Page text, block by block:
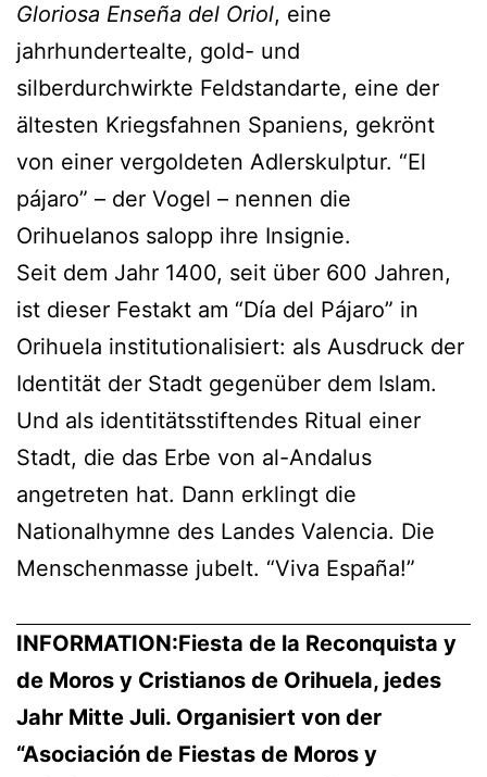
Gloriosa Enseña del Oriol, eine
jahrhundertealte, gold- und
silberdurchwirkte Feldstandarte, eine der
ältesten Kriegsfahnen Spaniens, gekrönt
von einer vergoldeten Adlerskulptur. “El
pájaro” – der Vogel – nennen die
Orihuelanos salopp ihre Insignie.
Seit dem Jahr 1400, seit über 600 Jahren,
ist dieser Festakt am “Día del Pájaro” in
Orihuela institutionalisiert: als Ausdruck der
Identität der Stadt gegenüber dem Islam.
Und als identitätsstiftendes Ritual einer
Stadt, die das Erbe von al-Andalus
angetreten hat. Dann erklingt die
Nationalhymne des Landes Valencia. Die
Menschenmasse jubelt. “Viva España!”
INFORMATION:Fiesta de la Reconquista y
de Moros y Cristianos de Orihuela, jedes
Jahr Mitte Juli. Organisiert von der
“Asociación de Fiestas de Moros y